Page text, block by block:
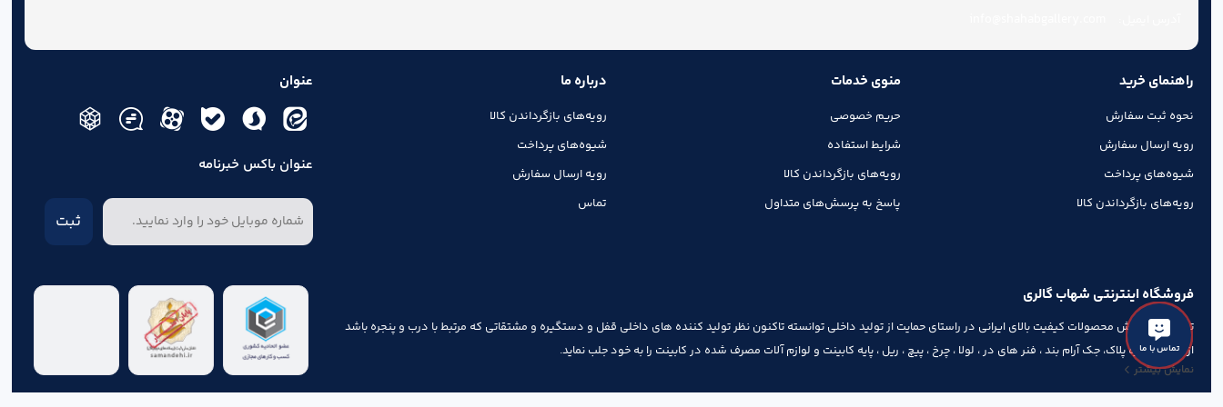
یراق کمد
راهنمای خرید
نحوه ثبت سفارش
رویه ارسال سفارش
شیوه‌های پرداخت
رویه‌های بازگرداندن کالا
منوی خدمات
حریم خصوصی
شرایط استفاده
رویه‌های بازگرداندن کالا
پاسخ به پرسش‌های متداول
درباره ما
رویه‌های بازگرداندن کالا
شیوه‌های پرداخت
رویه ارسال سفارش
تماس
عنوان
عنوان باکس خبرنامه
ثبت
فروشگاه اینترنتی شهاب گالری
توسعه و فروش محصولات کیفیت بالای ایرانی در راستای حمایت از تولید داخلی توانسته تاکنون نظر تولید کننده های داخلی قفل و دستگیره و مشتقاتی که مرتبط با درب و پنجره باشد
از قبیل شماره پلاک، جک آرام بند ، فنر های در ، لولا ، چرخ ، پیچ ، ریل ، پایه کابینت و لوازم آلات مصرف شده در کابینت را به خود جلب نماید.
نمایش بیشتر
تماس با ما